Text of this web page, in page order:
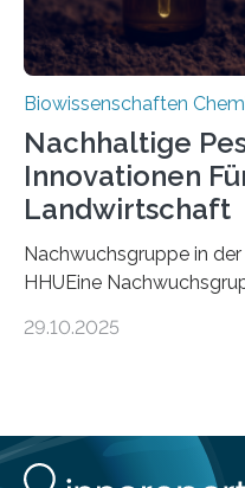
Biowissenschaften
Nachhaltige
Innovationen
Landwirtschaft
Nachwuchsgruppe in
HHUEine
fünf Jahren erforschen,
Insektenblume. Das
Technologie und
29.10.2025